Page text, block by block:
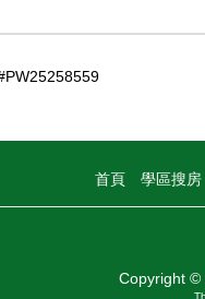
首頁 學區搜房
Copyright ©